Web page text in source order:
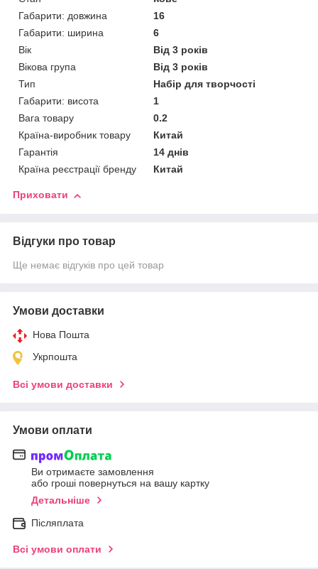
Габарити: довжина
16
Габарити: ширина
6
Вік
Від 3 років
Вікова група
Від 3 років
Тип
Набір для творчості
Габарити: висота
1
Вага товару
0.2
Країна-виробник товару
Китай
Гарантія
14 днів
Країна реєстрації бренду
Китай
Приховати
Відгуки про товар
Ще немає відгуків про цей товар
Умови доставки
Нова Пошта
Укрпошта
Всі умови доставки
Умови оплати
Ви отримаєте замовлення
або гроші повернуться на вашу картку
Детальніше
Післяплата
Всі умови оплати